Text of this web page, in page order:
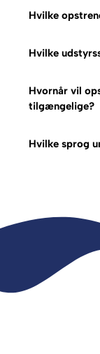
Hvilke
Hvilke
Hvornår vil
tilgængelige?
Hvilke sprog